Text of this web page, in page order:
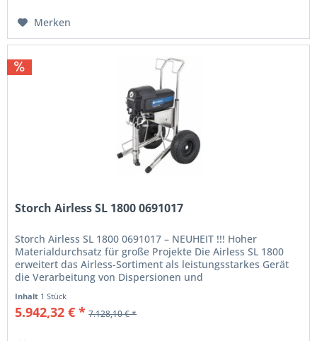
Merken
Storch Airless SL 1800 0691017
Storch Airless SL 1800 0691017 – NEUHEIT !!! Hoher
Materialdurchsatz für große Projekte Die Airless SL 1800
erweitert das Airless-Sortiment als leistungsstarkes Gerät
die Verarbeitung von Dispersionen und
Inhalt 1 Stück
5.942,32 € * 7.128,10 € *